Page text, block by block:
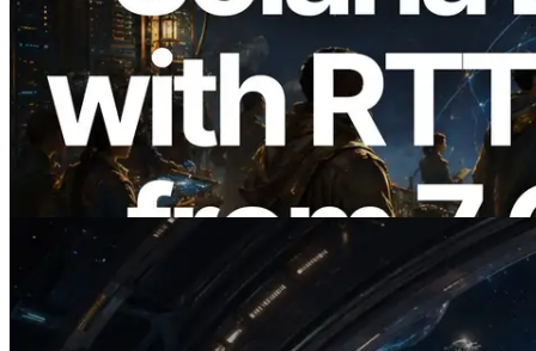
2026.08.05
ERPC, Solana Leader Slot API'yi 7
küresel bölgeden ping ölçümüyle
genişletti — Validators Information API
de yayında
Bu makaleyi oku